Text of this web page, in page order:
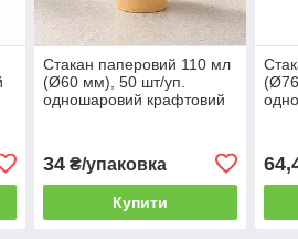
Стакан паперовий 110 мл
(Ø60 мм), 50 шт/уп.
одношаровий крафтовий
34₴/упаковка
Купити